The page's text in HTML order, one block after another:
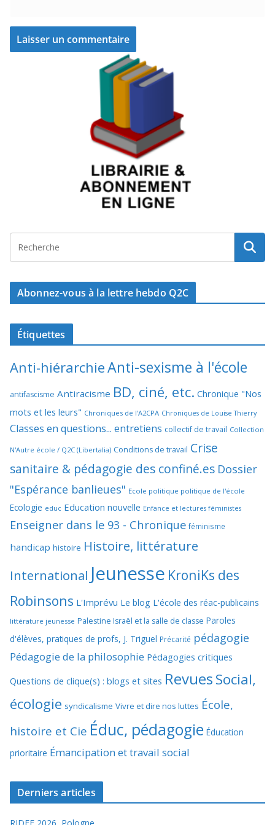
Abonnez-vous à la lettre hebdo Q2C
Étiquettes
Anti-hiérarchieAnti-sexisme à l'école
antifascisme Antiracisme BD, ciné, etc. Chronique "Nos
mots et les leurs" Chroniques de l'A2CPA Chroniques de Louise Thierry
Classes en questions... entretiens collectif de travail Collection
N'Autre école / Q2C (Libertalia) Conditions de travail Crise
sanitaire & pédagogie des confiné.es Dossier
"Espérance banlieues" Ecole politique politique de l'école
Ecologie educ Education nouvelle Enfance et lectures féministes
Enseigner dans le 93 - Chronique féminisme
handicap histoire Histoire, littérature
International Jeunesse KroniKs des
Robinsons L'Imprévu Le blog L'école des réac-publicains
littérature jeunesse Palestine Israël et la salle de classe Paroles
d'élèves, pratiques de profs, J. Triguel Précarité pédagogie
Pédagogie de la philosophie Pédagogies critiques
Questions de clique(s) : blogs et sites RevuesSocial,
écologie syndicalisme Vivre et dire nos luttes École,
histoire et Cie Éduc, pédagogie Éducation
prioritaire Émancipation et travail social
Derniers articles